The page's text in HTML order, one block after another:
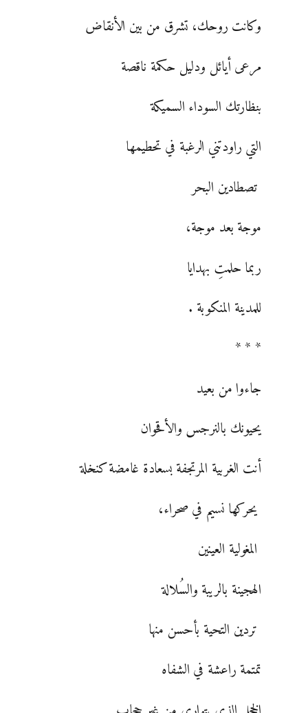
وكانت روحك، تشرق من بين الأنقاض
مرعى أيائل ودليل حكمة ناقصة
بنظارتك السوداء السميكة
التي راودتني الرغبة في تحطيمها
تصطادين البحر
موجة بعد موجة،
ربما حلمتِ بهدايا
للمدينة المنكوبة .
* * *
جاءوا من بعيد
يحيونك بالنرجس والأقحوان
أنت الغربية المرتجفة بسعادة غامضة كنخلة
يحركها نسيم في صحراء،
المغولية العينين
الهجينة بالريبة والسُلالة
تردين التحية بأحسن منها
تمتمة راعشة في الشفاه